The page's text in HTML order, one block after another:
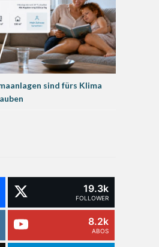
sind fürs Klima
19.3k
FOLLOWER
8.2k
ABOS